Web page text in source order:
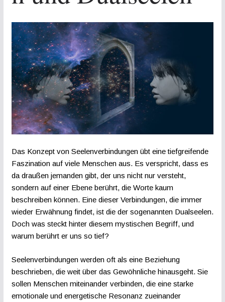
Das Konzept von Seelenverbindungen übt eine tiefgreifende
Faszination auf viele Menschen aus. Es verspricht, dass es
da draußen jemanden gibt, der uns nicht nur versteht,
sondern auf einer Ebene berührt, die Worte kaum
beschreiben können. Eine dieser Verbindungen, die immer
wieder Erwähnung findet, ist die der sogenannten Dualseelen.
Doch was steckt hinter diesem mystischen Begriff, und
warum berührt er uns so tief?
Seelenverbindungen werden oft als eine Beziehung
beschrieben, die weit über das Gewöhnliche hinausgeht. Sie
sollen Menschen miteinander verbinden, die eine starke
emotionale und energetische Resonanz zueinander